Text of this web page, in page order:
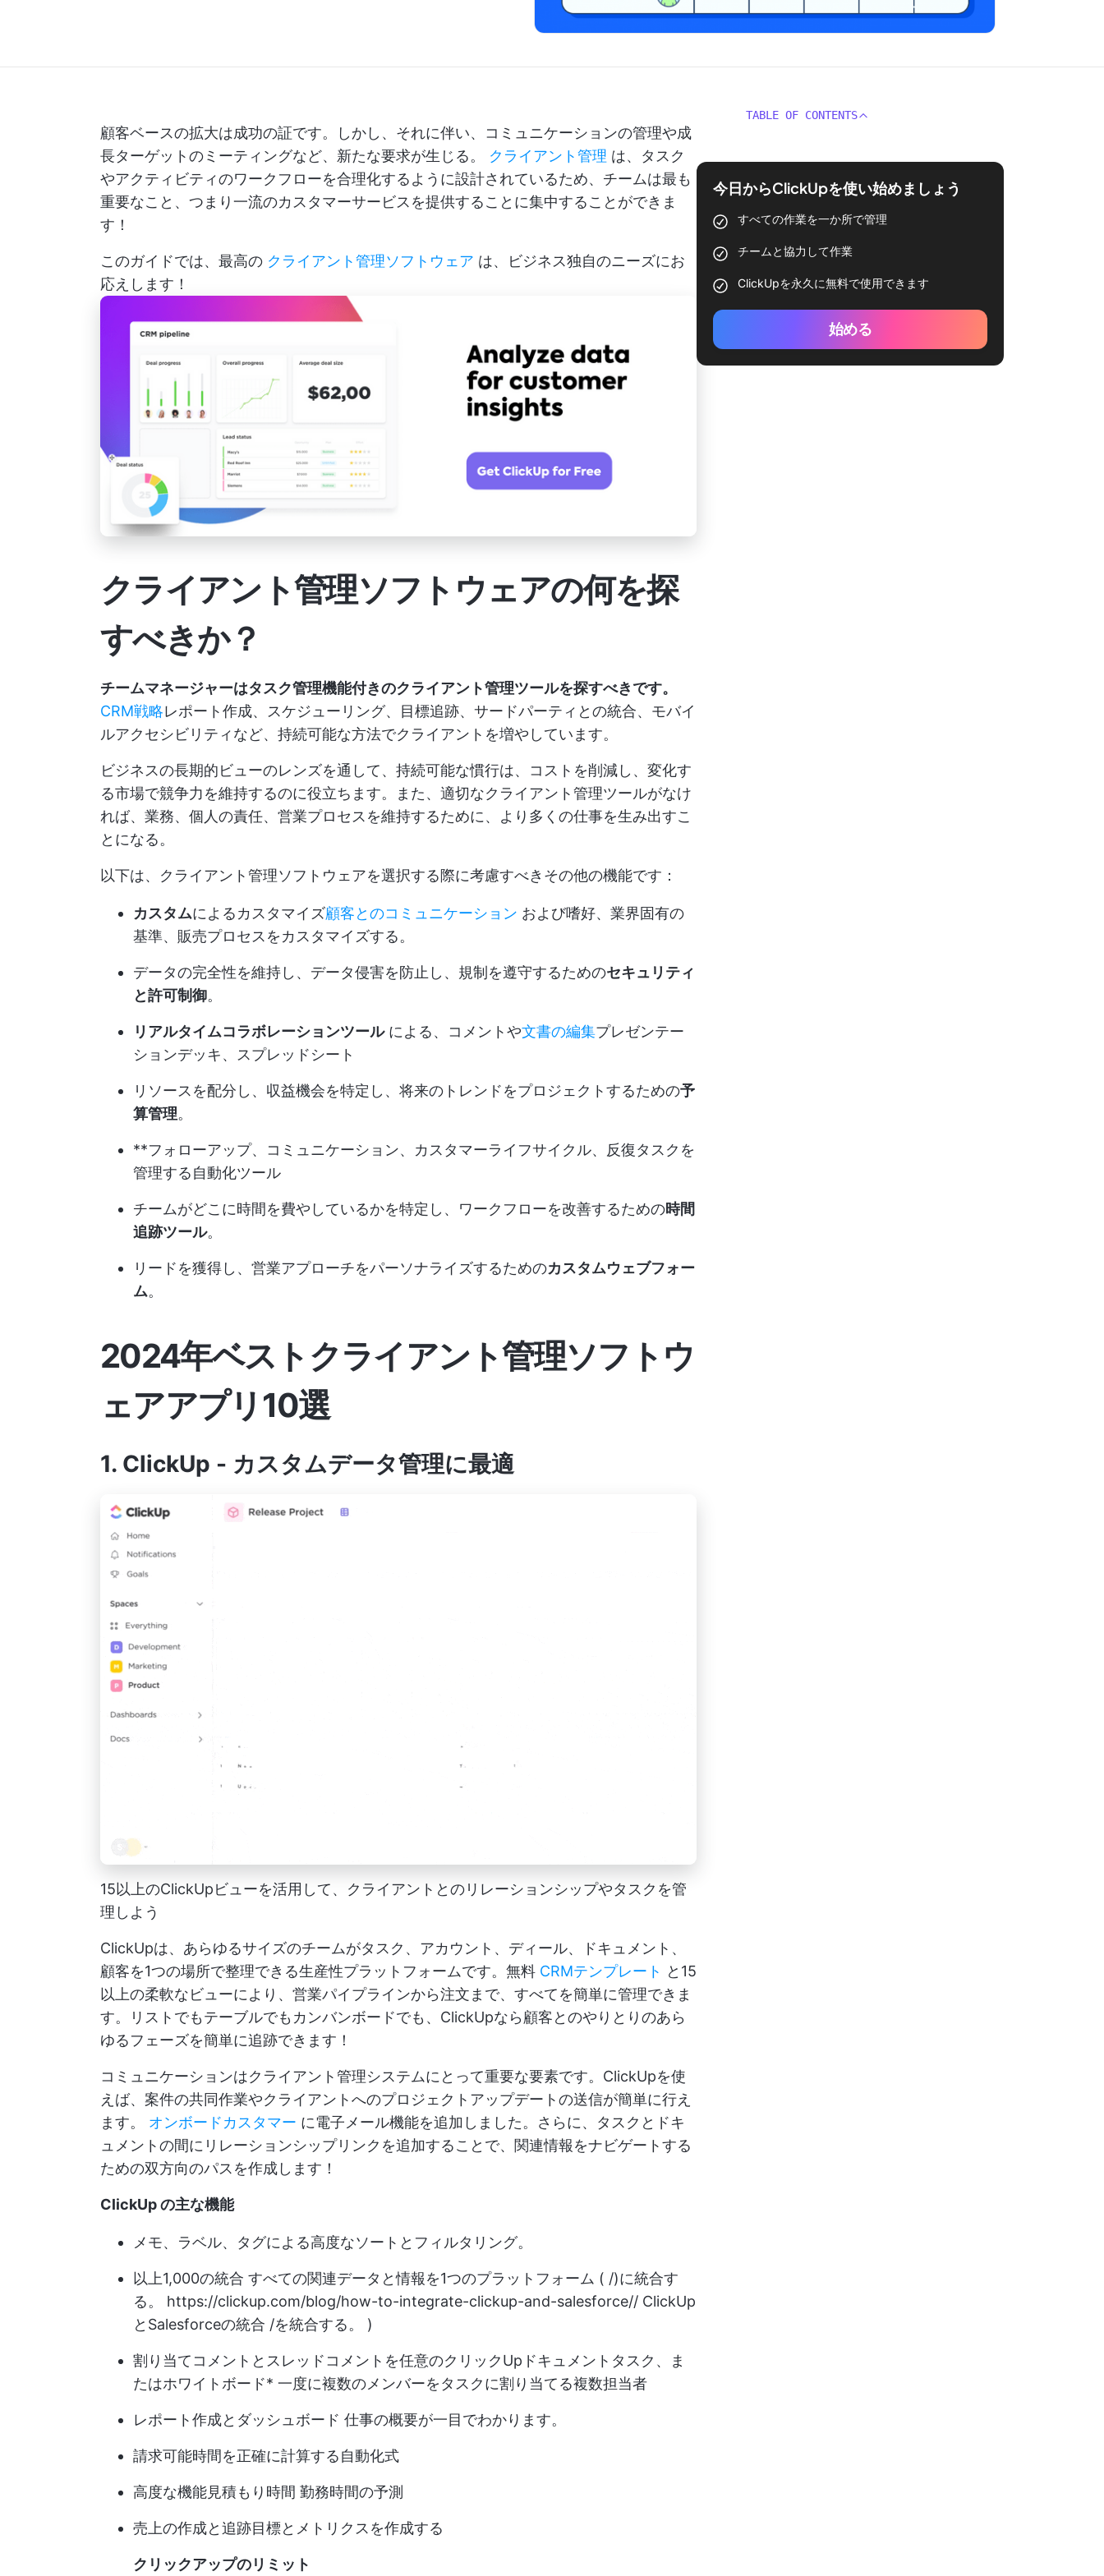
顧客ベースの拡大は成功の証です。しかし、それに伴い、コミュニケーションの管理や成
長ターゲットのミーティングなど、新たな要求が生じる。 クライアント管理 は、タスク
やアクティビティのワークフローを合理化するように設計されているため、チームは最も
重要なこと、つまり一流のカスタマーサービスを提供することに集中することができま
す！
このガイドでは、最高の クライアント管理ソフトウェア は、ビジネス独自のニーズにお
応えします！
クライアント管理ソフトウェアの何を探
すべきか？
チームマネージャーはタスク管理機能付きのクライアント管理ツールを探すべきです。
CRM戦略レポート作成、スケジューリング、目標追跡、サードパーティとの統合、モバイ
ルアクセシビリティなど、持続可能な方法でクライアントを増やしています。
ビジネスの長期的ビューのレンズを通して、持続可能な慣行は、コストを削減し、変化す
る市場で競争力を維持するのに役立ちます。また、適切なクライアント管理ツールがなけ
れば、業務、個人の責任、営業プロセスを維持するために、より多くの仕事を生み出すこ
とになる。
以下は、クライアント管理ソフトウェアを選択する際に考慮すべきその他の機能です：
カスタムによるカスタマイズ顧客とのコミュニケーション および嗜好、業界固有の
基準、販売プロセスをカスタマイズする。
データの完全性を維持し、データ侵害を防止し、規制を遵守するためのセキュリティ
と許可制御。
リアルタイムコラボレーションツールによる、コメントや文書の編集プレゼンテー
ションデッキ、スプレッドシート
リソースを配分し、収益機会を特定し、将来のトレンドをプロジェクトするための予
算管理。
**フォローアップ、コミュニケーション、カスタマーライフサイクル、反復タスクを
管理する自動化ツール
チームがどこに時間を費やしているかを特定し、ワークフローを改善するための時間
追跡ツール。
リードを獲得し、営業アプローチをパーソナライズするためのカスタムウェブフォー
ム。
2024年ベストクライアント管理ソフトウ
ェアアプリ10選
1. ClickUp - カスタムデータ管理に最適
15以上のClickUpビューを活用して、クライアントとのリレーションシップやタスクを管
理しよう
ClickUpは、あらゆるサイズのチームがタスク、アカウント、ディール、ドキュメント、
顧客を1つの場所で整理できる生産性プラットフォームです。無料 CRMテンプレート と15
以上の柔軟なビューにより、営業パイプラインから注文まで、すべてを簡単に管理できま
す。リストでもテーブルでもカンバンボードでも、ClickUpなら顧客とのやりとりのあら
ゆるフェーズを簡単に追跡できます！
コミュニケーションはクライアント管理システムにとって重要な要素です。ClickUpを使
えば、案件の共同作業やクライアントへのプロジェクトアップデートの送信が簡単に行え
ます。 オンボードカスタマー に電子メール機能を追加しました。さらに、タスクとドキ
ュメントの間にリレーションシップリンクを追加することで、関連情報をナビゲートする
ための双方向のパスを作成します！
ClickUp の主な機能
メモ、ラベル、タグによる高度なソートとフィルタリング。
以上1,000の統合 すべての関連データと情報を1つのプラットフォーム ( /)に統合す
る。 https://clickup.com/blog/how-to-integrate-clickup-and-salesforce// ClickUp
とSalesforceの統合 /を統合する。 )
割り当てコメントとスレッドコメントを任意のクリックUpドキュメント タスク、ま
たはホワイトボード* 一度に複数のメンバーをタスクに割り当てる複数担当者
レポート作成と ダッシュボード 仕事の概要が一目でわかります。
請求可能時間を正確に計算する自動化式
高度な機能見積もり時間 勤務時間の予測
売上の作成と追跡目標とメトリクスを作成する
クリックアップのリミット
TABLE OF CONTENTS
今日からClickUpを使い始めましょう
すべての作業を一か所で管理
チームと協力して作業
ClickUpを永久に無料で使用できます
始める